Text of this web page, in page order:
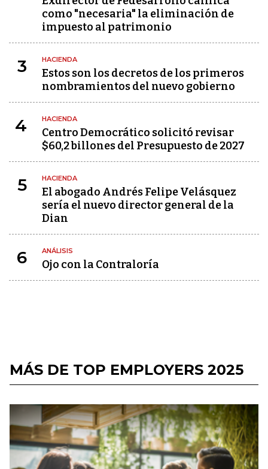
como "necesaria" la eliminación de
impuesto al patrimonio
3 HACIENDA
Estos son los decretos de los primeros
nombramientos del nuevo gobierno
4 HACIENDA
Centro Democrático solicitó revisar
$60,2 billones del Presupuesto de 2027
5 HACIENDA
El abogado Andrés Felipe Velásquez
sería el nuevo director general de la
Dian
6 ANÁLISIS
Ojo con la Contraloría
MÁS DE TOP EMPLOYERS 2025